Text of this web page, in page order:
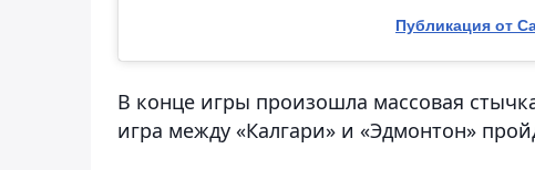
Публикация от
В конце игры произошла массовая
игра между «Калгари» и «Эдмонтон»